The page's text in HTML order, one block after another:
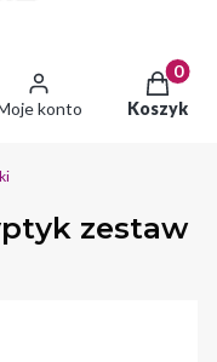
konto Koszyk
zestaw